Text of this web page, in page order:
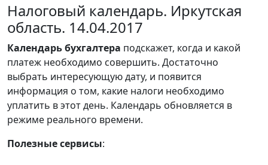
Налоговый календарь. Иркутская
область. 14.04.2017
Календарьбухгалтера подскажет, когда и какой
платеж необходимо совершить. Достаточно
выбрать интересующую дату, и появится
информация о том, какие налоги необходимо
уплатить в этот день. Календарь обновляется в
режиме реального времени.
Полезные сервисы: